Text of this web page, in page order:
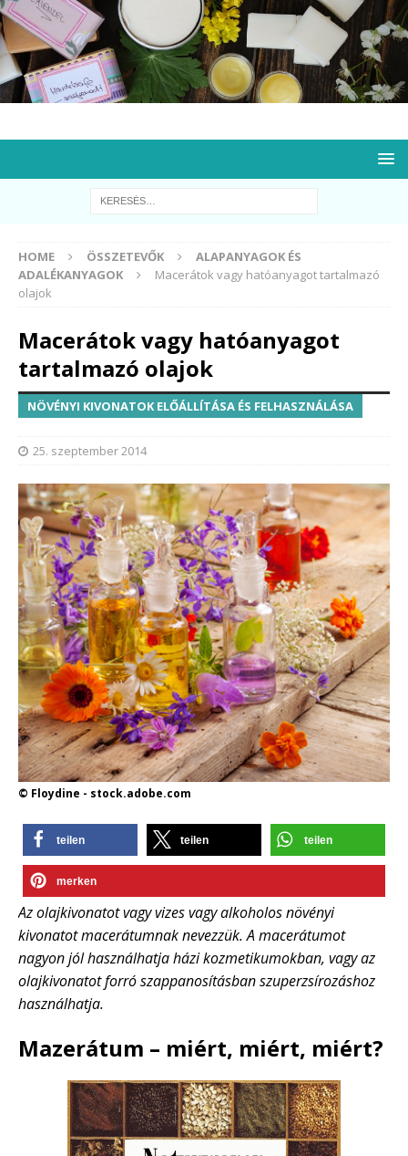
HOME ÖSSZETEVŐK
ALAPANYAGOK ÉS
ADALÉKANYAGOK
Macerátok vagy hatóanyagot tartalmazó
olajok
Macerátok vagy hatóanyagot
tartalmazó olajok
NÖVÉNYI KIVONATOK ELŐÁLLÍTÁSA ÉS FELHASZNÁLÁSA
25. szeptember 2014
© Floydine - stock.adobe.com
teilen teilen teilen
merken
Az olajkivonatot vagy vizes vagy alkoholos növényi
kivonatot macerátumnak nevezzük. A macerátumot
nagyon jól használhatja házi kozmetikumokban, vagy az
olajkivonatot forró szappanosításban szuperzsírozáshoz
használhatja.
Mazerátum – miért, miért, miért?